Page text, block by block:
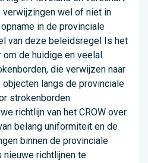
wel of niet in
in de provinciale
van deze beleidsregel Is het
de huidige en veelal
die verwijzen naar
langs de provinciale
strokenborden
richtlijn van het CROW over
belang uniformiteit en de
binnen de provinciale
richtlijnen te